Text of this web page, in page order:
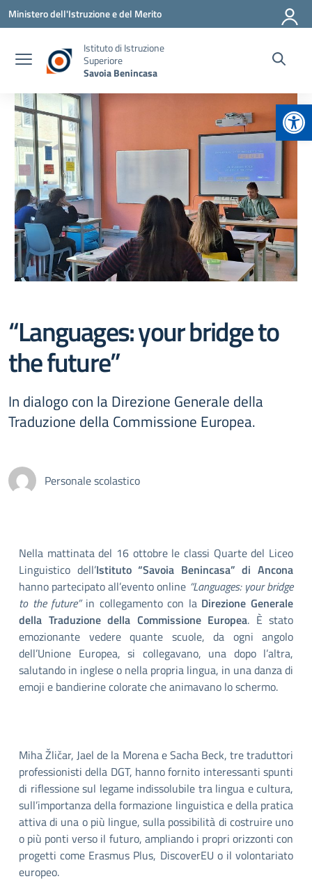
Vai ai contenuti
Vai al menu di navigazione
Vai al footer
Ministero dell'Istruzione e del Merito
Istituto di Istruzione
Superiore
Savoia Benincasa
“Languages: your bridge to
the future”
In dialogo con la Direzione Generale della
Traduzione della Commissione Europea.
Personale scolastico
Nella mattinata del 16 ottobre le classi Quarte del Liceo
Linguistico dell’Istituto “Savoia Benincasa” di Ancona
hanno partecipato all’evento online “Languages: your bridge
to the future”in collegamento con la Direzione Generale
della Traduzione della Commissione Europea. È stato
emozionante vedere quante scuole, da ogni angolo
dell’Unione Europea, si collegavano, una dopo l’altra,
salutando in inglese o nella propria lingua, in una danza di
emoji e bandierine colorate che animavano lo schermo.
Miha Žličar, Jael de la Morena e Sacha Beck, tre traduttori
professionisti della DGT, hanno fornito interessanti spunti
di riflessione sul legame indissolubile tra lingua e cultura,
sull’importanza della formazione linguistica e della pratica
attiva di una o più lingue, sulla possibilità di costruire uno
o più ponti verso il futuro, ampliando i propri orizzonti con
progetti come Erasmus Plus, DiscoverEU o il volontariato
europeo.